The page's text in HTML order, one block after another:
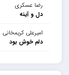
رضا عسکری
دل و آینه
امیرعلی کریمخانی
دلم خوش بود